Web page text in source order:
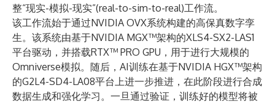
整“现实-模拟-现实”(real-to-sim-to-real)工作流。
该工作流始于通过NVIDIA OVX系统构建的高保真数字孪
生。该系统由基于NVIDIA MGX™架构的XLS4-SX2-LAS1
平台驱动，并搭载RTX™ PRO GPU，用于进行大规模的
Omniverse模拟。随后，AI训练在基于NVIDIA HGX™架构
的G2L4-SD4-LA08平台上进一步推进，在此阶段进行合成
数据生成和强化学习。一旦通过验证，训练好的模型将被